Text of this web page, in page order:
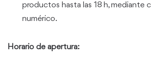
productos hasta las 18 h, mediante
numérico.
Horario de apertura: